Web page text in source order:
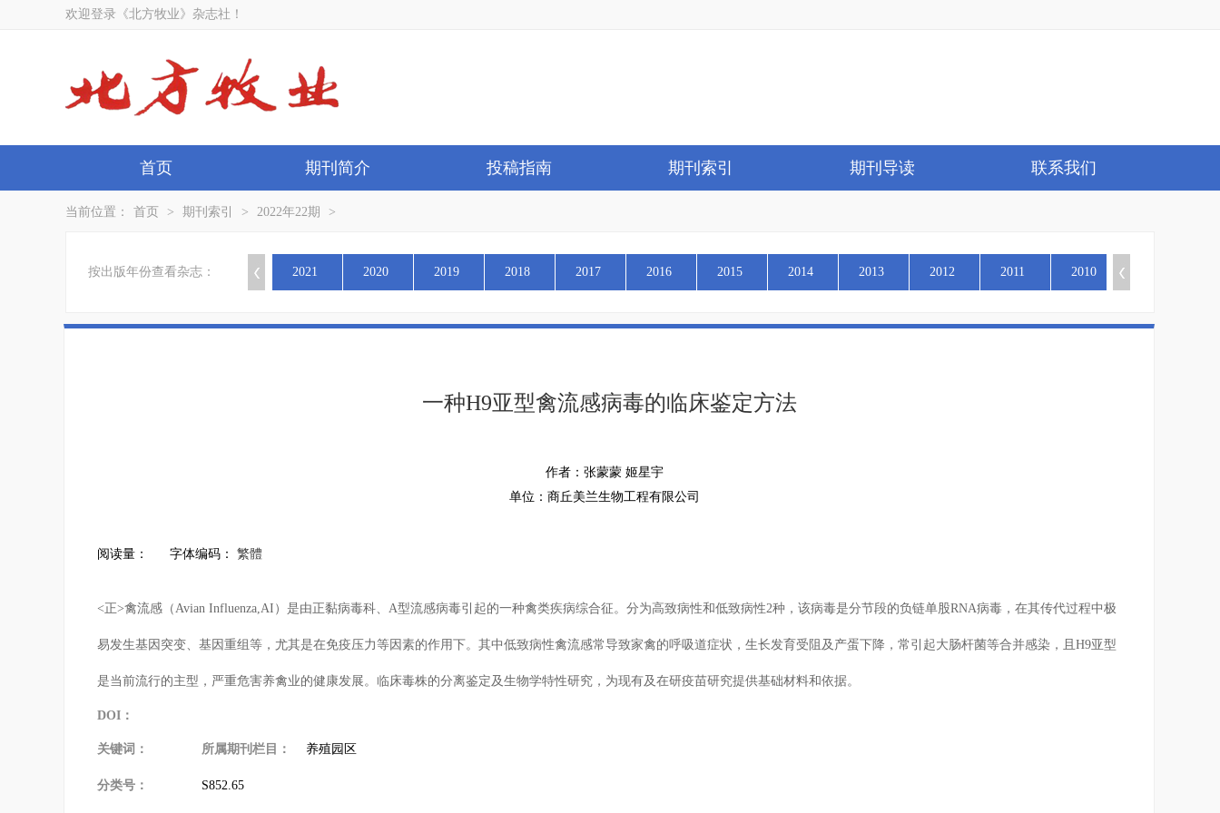
欢迎登录《北方牧业》杂志社！
首页 期刊简介 投稿指南 期刊索引 期刊导读 联系我们
当前位置： 首页 > 期刊索引 > 2022年22期 >
按出版年份查看杂志： 2021 2020 2019 2018 2017 2016 2015 2014 2013 2012 2011 2010
一种H9亚型禽流感病毒的临床鉴定方法
作者：张蒙蒙 姬星宇
单位：商丘美兰生物工程有限公司
阅读量： 字体编码： 繁體
<正>禽流感（Avian Influenza,AI）是由正黏病毒科、A型流感病毒引起的一种禽类疾病综合征。分为高致病性和低致病性2种，该病毒是分节段的负链单股RNA病毒，在其传代过程中极
易发生基因突变、基因重组等，尤其是在免疫压力等因素的作用下。其中低致病性禽流感常导致家禽的呼吸道症状，生长发育受阻及产蛋下降，常引起大肠杆菌等合并感染，且H9亚型
是当前流行的主型，严重危害养禽业的健康发展。临床毒株的分离鉴定及生物学特性研究，为现有及在研疫苗研究提供基础材料和依据。
DOI：
关键词： 所属期刊栏目： 养殖园区
分类号： S852.65